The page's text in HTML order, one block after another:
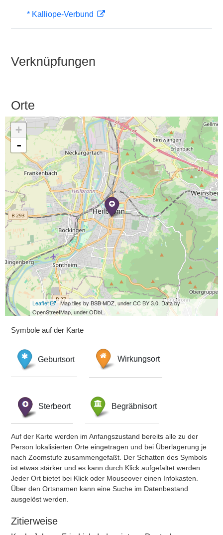
* Kalliope-Verbund
Verknüpfungen
Orte
+
-
Leaflet
| Map tiles by BSB MDZ, under CC BY 3.0. Data by
OpenStreetMap, under ODbL.
Symbole auf der Karte
Geburtsort Wirkungsort
Sterbeort Begräbnisort
Auf der Karte werden im Anfangszustand bereits alle zu der
Person lokalisierten Orte eingetragen und bei Überlagerung je
nach Zoomstufe zusammengefaßt. Der Schatten des Symbols
ist etwas stärker und es kann durch Klick aufgefaltet werden.
Jeder Ort bietet bei Klick oder Mouseover einen Infokasten.
Über den Ortsnamen kann eine Suche im Datenbestand
ausgelöst werden.
Zitierweise